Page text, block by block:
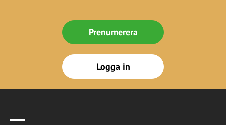
Prenumerera
Logga in